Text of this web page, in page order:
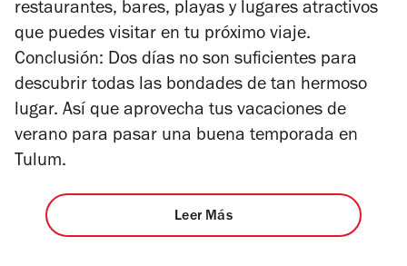
restaurantes, bares, playas y lugares atractivos
que puedes visitar en tu próximo viaje.
Conclusión: Dos días no son suficientes para
descubrir todas las bondades de tan hermoso
lugar. Así que aprovecha tus vacaciones de
verano para pasar una buena temporada en
Tulum.
Leer Más